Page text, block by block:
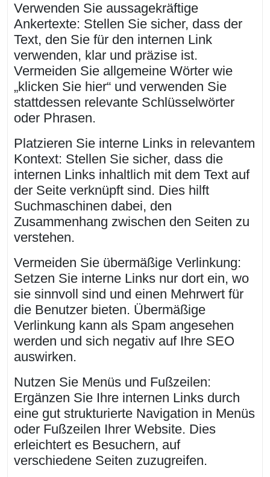
Verwenden Sie aussagekräftige
Ankertexte: Stellen Sie sicher, dass der
Text, den Sie für den internen Link
verwenden, klar und präzise ist.
Vermeiden Sie allgemeine Wörter wie
„klicken Sie hier“ und verwenden Sie
stattdessen relevante Schlüsselwörter
oder Phrasen.
Platzieren Sie interne Links in relevantem
Kontext: Stellen Sie sicher, dass die
internen Links inhaltlich mit dem Text auf
der Seite verknüpft sind. Dies hilft
Suchmaschinen dabei, den
Zusammenhang zwischen den Seiten zu
verstehen.
Vermeiden Sie übermäßige Verlinkung:
Setzen Sie interne Links nur dort ein, wo
sie sinnvoll sind und einen Mehrwert für
die Benutzer bieten. Übermäßige
Verlinkung kann als Spam angesehen
werden und sich negativ auf Ihre SEO
auswirken.
Nutzen Sie Menüs und Fußzeilen:
Ergänzen Sie Ihre internen Links durch
eine gut strukturierte Navigation in Menüs
oder Fußzeilen Ihrer Website. Dies
erleichtert es Besuchern, auf
verschiedene Seiten zuzugreifen.